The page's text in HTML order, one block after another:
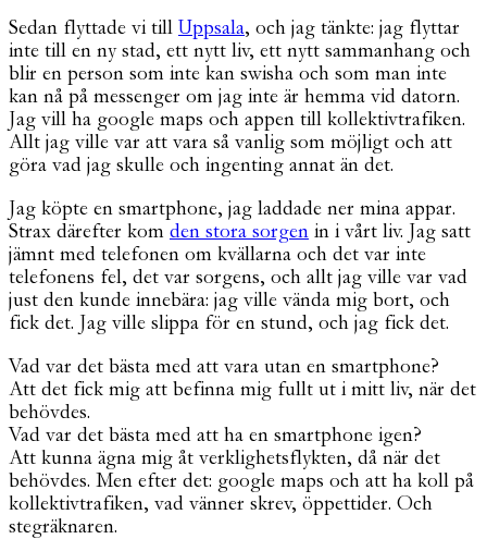
Sedan flyttade vi till Uppsala, och jag tänkte: jag flyttar
inte till en ny stad, ett nytt liv, ett nytt sammanhang och
blir en person som inte kan swisha och som man inte
kan nå på messenger om jag inte är hemma vid datorn.
Jag vill ha google maps och appen till kollektivtrafiken.
Allt jag ville var att vara så vanlig som möjligt och att
göra vad jag skulle och ingenting annat än det.
Jag köpte en smartphone, jag laddade ner mina appar.
Strax därefter kom den stora sorgen in i vårt liv. Jag satt
jämnt med telefonen om kvällarna och det var inte
telefonens fel, det var sorgens, och allt jag ville var vad
just den kunde innebära: jag ville vända mig bort, och
fick det. Jag ville slippa för en stund, och jag fick det.
Vad var det bästa med att vara utan en smartphone?
Att det fick mig att befinna mig fullt ut i mitt liv, när det
behövdes.
Vad var det bästa med att ha en smartphone igen?
Att kunna ägna mig åt verklighetsflykten, då när det
behövdes. Men efter det: google maps och att ha koll på
kollektivtrafiken, vad vänner skrev, öppettider. Och
stegräknaren.